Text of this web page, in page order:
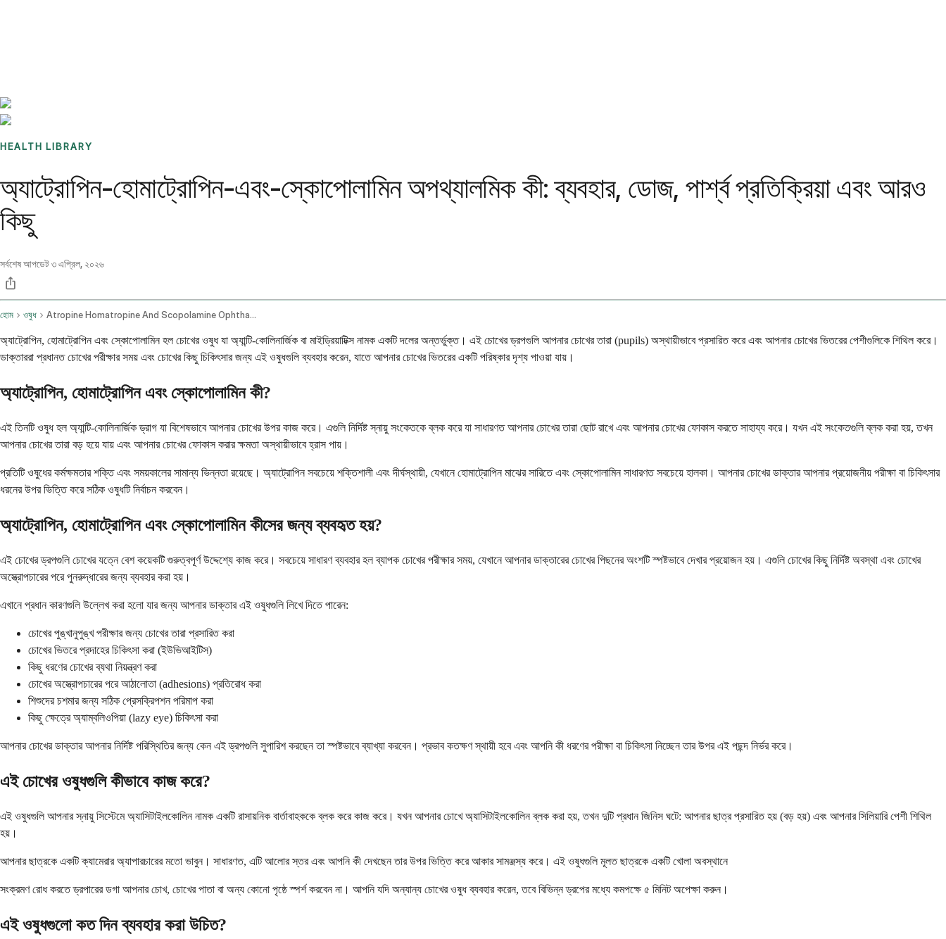
HEALTH LIBRARY
অ্যাট্রোপিন-হোমাট্রোপিন-এবং-স্কোপোলামিন অপথ্যালমিক কী: ব্যবহার, ডোজ, পার্শ্ব প্রতিক্রিয়া এবং আরও
কিছু
সর্বশেষ আপডেট৩ এপ্রিল, ২০২৬
হোম ওষুধ Atropine Homatropine And Scopolamine Ophthalmic Route
অ্যাট্রোপিন, হোমাট্রোপিন এবং স্কোপোলামিন হল চোখের ওষুধ যা অ্যান্টি-কোলিনার্জিক বা মাইড্রিয়াটিক্স নামক একটি দলের অন্তর্ভুক্ত। এই চোখের ড্রপগুলি আপনার চোখের তারা (pupils) অস্থায়ীভাবে প্রসারিত করে এবং আপনার চোখের ভিতরের পেশীগুলিকে শিথিল করে।
ডাক্তাররা প্রধানত চোখের পরীক্ষার সময় এবং চোখের কিছু চিকিৎসার জন্য এই ওষুধগুলি ব্যবহার করেন, যাতে আপনার চোখের ভিতরের একটি পরিষ্কার দৃশ্য পাওয়া যায়।
অ্যাট্রোপিন, হোমাট্রোপিন এবং স্কোপোলামিন কী?
এই তিনটি ওষুধ হল অ্যান্টি-কোলিনার্জিক ড্রাগ যা বিশেষভাবে আপনার চোখের উপর কাজ করে। এগুলি নির্দিষ্ট স্নায়ু সংকেতকে ব্লক করে যা সাধারণত আপনার চোখের তারা ছোট রাখে এবং আপনার চোখের ফোকাস করতে সাহায্য করে। যখন এই সংকেতগুলি ব্লক করা হয়, তখন
আপনার চোখের তারা বড় হয়ে যায় এবং আপনার চোখের ফোকাস করার ক্ষমতা অস্থায়ীভাবে হ্রাস পায়।
প্রতিটি ওষুধের কর্মক্ষমতার শক্তি এবং সময়কালের সামান্য ভিন্নতা রয়েছে। অ্যাট্রোপিন সবচেয়ে শক্তিশালী এবং দীর্ঘস্থায়ী, যেখানে হোমাট্রোপিন মাঝের সারিতে এবং স্কোপোলামিন সাধারণত সবচেয়ে হালকা। আপনার চোখের ডাক্তার আপনার প্রয়োজনীয় পরীক্ষা বা চিকিৎসার
ধরনের উপর ভিত্তি করে সঠিক ওষুধটি নির্বাচন করবেন।
অ্যাট্রোপিন, হোমাট্রোপিন এবং স্কোপোলামিন কীসের জন্য ব্যবহৃত হয়?
এই চোখের ড্রপগুলি চোখের যত্নে বেশ কয়েকটি গুরুত্বপূর্ণ উদ্দেশ্যে কাজ করে। সবচেয়ে সাধারণ ব্যবহার হল ব্যাপক চোখের পরীক্ষার সময়, যেখানে আপনার ডাক্তারের চোখের পিছনের অংশটি স্পষ্টভাবে দেখার প্রয়োজন হয়। এগুলি চোখের কিছু নির্দিষ্ট অবস্থা এবং চোখের
অস্ত্রোপচারের পরে পুনরুদ্ধারের জন্য ব্যবহার করা হয়।
এখানে প্রধান কারণগুলি উল্লেখ করা হলো যার জন্য আপনার ডাক্তার এই ওষুধগুলি লিখে দিতে পারেন:
চোখের পুঙ্খানুপুঙ্খ পরীক্ষার জন্য চোখের তারা প্রসারিত করা
চোখের ভিতরে প্রদাহের চিকিৎসা করা (ইউভিআইটিস)
কিছু ধরণের চোখের ব্যথা নিয়ন্ত্রণ করা
চোখের অস্ত্রোপচারের পরে আঠালোতা (adhesions) প্রতিরোধ করা
শিশুদের চশমার জন্য সঠিক প্রেসক্রিপশন পরিমাপ করা
কিছু ক্ষেত্রে অ্যাম্বলিওপিয়া (lazy eye) চিকিৎসা করা
আপনার চোখের ডাক্তার আপনার নির্দিষ্ট পরিস্থিতির জন্য কেন এই ড্রপগুলি সুপারিশ করছেন তা স্পষ্টভাবে ব্যাখ্যা করবেন। প্রভাব কতক্ষণ স্থায়ী হবে এবং আপনি কী ধরণের পরীক্ষা বা চিকিৎসা নিচ্ছেন তার উপর এই পছন্দ নির্ভর করে।
এই চোখের ওষুধগুলি কীভাবে কাজ করে?
এই ওষুধগুলি আপনার স্নায়ু সিস্টেমে অ্যাসিটাইলকোলিন নামক একটি রাসায়নিক বার্তাবাহককে ব্লক করে কাজ করে। যখন আপনার চোখে অ্যাসিটাইলকোলিন ব্লক করা হয়, তখন দুটি প্রধান জিনিস ঘটে: আপনার ছাত্র প্রসারিত হয় (বড় হয়) এবং আপনার সিলিয়ারি পেশী শিথিল
হয়।
আপনার ছাত্রকে একটি ক্যামেরার অ্যাপারচারের মতো ভাবুন। সাধারণত, এটি আলোর স্তর এবং আপনি কী দেখছেন তার উপর ভিত্তি করে আকার সামঞ্জস্য করে। এই ওষুধগুলি মূলত ছাত্রকে একটি খোলা অবস্থানে
সংক্রমণ রোধ করতে ড্রপারের ডগা আপনার চোখ, চোখের পাতা বা অন্য কোনো পৃষ্ঠে স্পর্শ করবেন না। আপনি যদি অন্যান্য চোখের ওষুধ ব্যবহার করেন, তবে বিভিন্ন ড্রপের মধ্যে কমপক্ষে ৫ মিনিট অপেক্ষা করুন।
এই ওষুধগুলো কত দিন ব্যবহার করা উচিত?